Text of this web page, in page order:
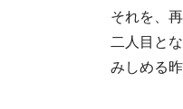
それを、
二人目と
みしめる昨